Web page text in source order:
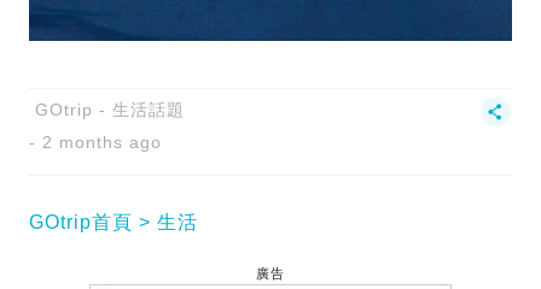
GOtrip - 生活話題
2 months ago
GOtrip首頁 生活
廣告